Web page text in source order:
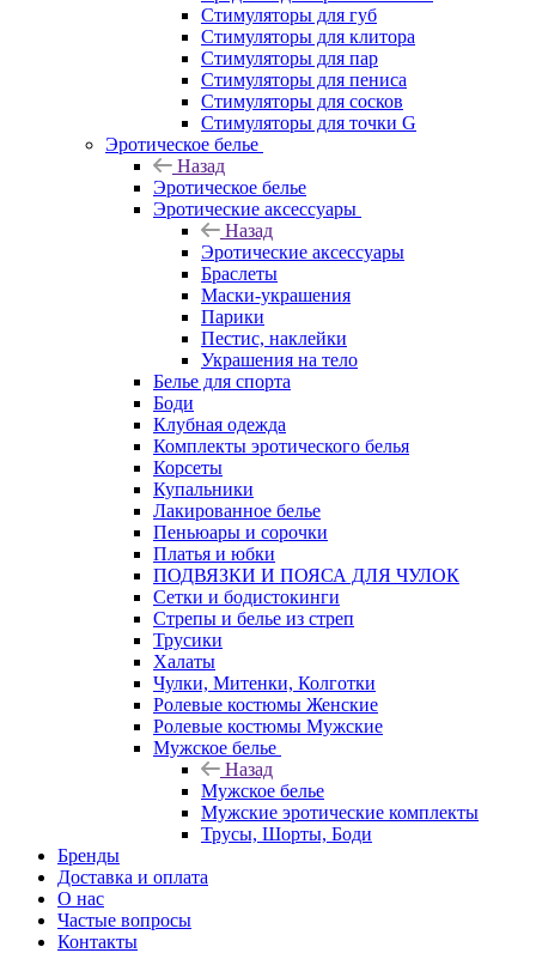
Стимуляторы для губ
Стимуляторы для клитора
Стимуляторы для пар
Стимуляторы для пениса
Стимуляторы для сосков
Стимуляторы для точки G
Эротическое белье
Назад
Эротическое белье
Эротические аксессуары
Назад
Эротические аксессуары
Браслеты
Маски-украшения
Парики
Пестис, наклейки
Украшения на тело
Белье для спорта
Боди
Клубная одежда
Комплекты эротического белья
Корсеты
Купальники
Лакированное белье
Пеньюары и сорочки
Платья и юбки
ПОДВЯЗКИ И ПОЯСА ДЛЯ ЧУЛОК
Сетки и бодистокинги
Стрепы и белье из стреп
Трусики
Халаты
Чулки, Митенки, Колготки
Ролевые костюмы Женские
Ролевые костюмы Мужские
Мужское белье
Назад
Мужское белье
Мужские эротические комплекты
Трусы, Шорты, Боди
Бренды
Доставка и оплата
О нас
Частые вопросы
Контакты